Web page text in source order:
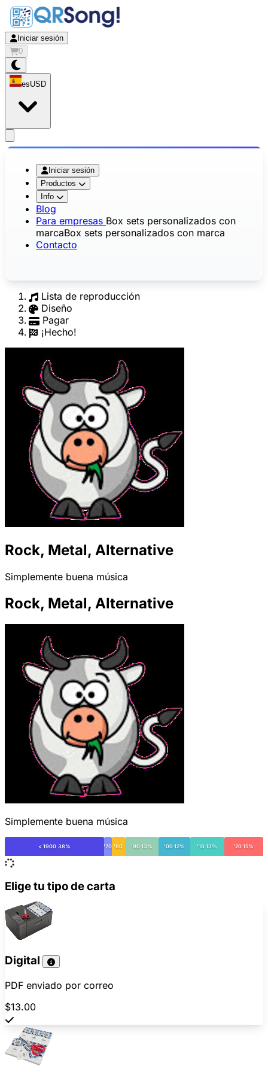
Iniciar sesión
0
esUSD
Iniciar sesión
Productos
Info
Blog
Para empresas Box sets personalizados con
marcaBox sets personalizados con marca
Contacto
Lista de reproducción
Diseño
Pagar
¡Hecho!
Rock, Metal, Alternative
Simplemente buena música
Rock, Metal, Alternative
Simplemente buena música
< 1900 38% '70 '80 '90 13% '00 12% '10 13% '20 15%
Elige tu tipo de carta
Digital
PDF enviado por correo
$13.00